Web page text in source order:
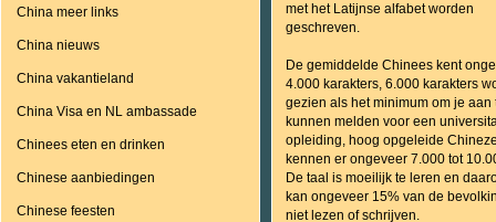
China meer links
China nieuws
China vakantieland
China Visa en NL ambassade
Chinees eten en drinken
Chinese aanbiedingen
Chinese feesten
met het Latijnse alfabet worden
geschreven.
De gemiddelde Chinees kent
4.000 karakters, 6.000 karakters
gezien als het minimum om je aan
kunnen melden voor een
opleiding, hoog opgeleide
kennen er ongeveer 7.000 tot
De taal is moeilijk te leren en
kan ongeveer 15% van de
niet lezen of schrijven.